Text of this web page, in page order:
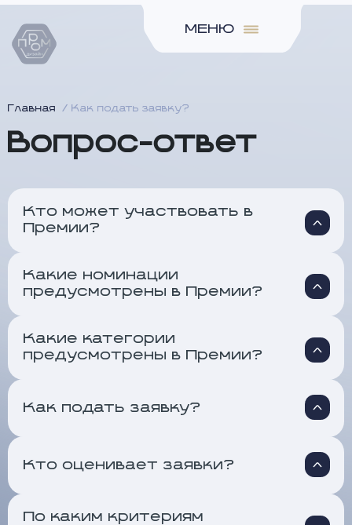
Главная Как подать заявку?
Вопрос-ответ
Кто может участвовать в
Премии?
Какие номинации
предусмотрены в Премии?
Какие категории
предусмотрены в Премии?
Как подать заявку?
Кто оценивает заявки?
По каким критериям